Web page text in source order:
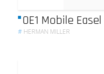
OE1 Mobile Easel
# HERMAN MILLER